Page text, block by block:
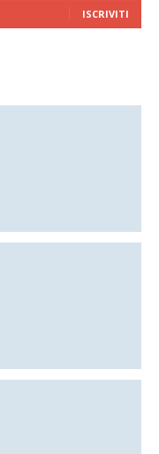
ISCRIVITI